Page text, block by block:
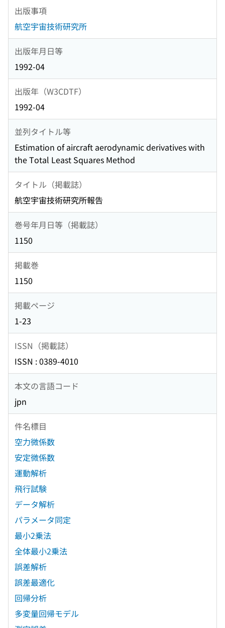
出版事項
航空宇宙技術研究所
出版年月日等
1992-04
出版年（W3CDTF）
1992-04
並列タイトル等
Estimation of aircraft aerodynamic derivatives with
the Total Least Squares Method
タイトル（掲載誌）
航空宇宙技術研究所報告
巻号年月日等（掲載誌）
1150
掲載巻
1150
掲載ページ
1-23
ISSN（掲載誌）
ISSN : 0389-4010
本文の言語コード
jpn
件名標目
空力微係数
安定微係数
運動解析
飛行試験
データ解析
パラメータ同定
最小2乗法
全体最小2乗法
誤差解析
誤差最適化
回帰分析
多変量回帰モデル